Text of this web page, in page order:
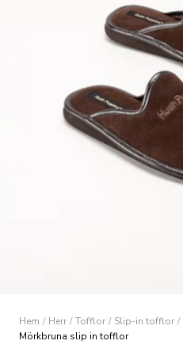
Hem / Herr / Tofflor / Slip-in tofflor /
Mörkbruna slip in tofflor